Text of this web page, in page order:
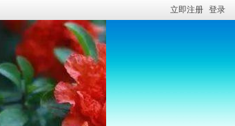
立即注册 登录